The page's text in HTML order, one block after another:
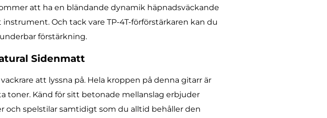
att ha en bländande dynamik häpnadsväckande
Och tack vare TP-4T-förförstärkaren kan du
förstärkning.
Sidenmatt
att lyssna på. Hela kroppen på denna gitarr är
toner. Känd för sitt betonade mellanslag erbjuder
och spelstilar samtidigt som du alltid behåller den